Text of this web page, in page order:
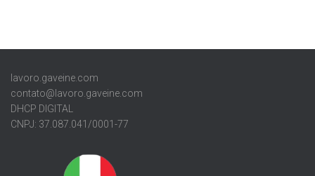
lavoro.gaveine.com
contato@lavoro.gaveine.com
DHCP DIGITAL
CNPJ: 37.087.041/0001-77